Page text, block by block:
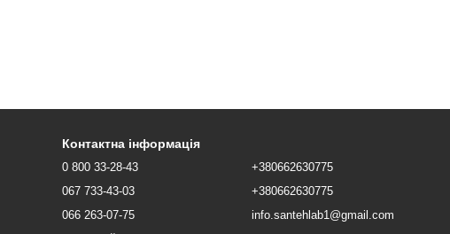
Контактна інформація
0 800 33-28-43
067 733-43-03
066 263-07-75
+380662630775
+380662630775
info.santehlab1@gmail.com